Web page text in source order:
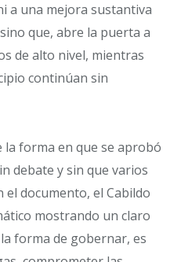
a una mejora sustantiva
que, abre la puerta a
de alto nivel, mientras
continúan sin
forma en que se aprobó
debate y sin que varios
documento, el Cabildo
mostrando un claro
forma de gobernar, es